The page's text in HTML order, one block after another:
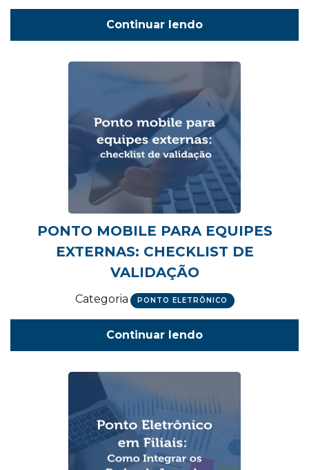
Continuar lendo
PONTO MOBILE PARA EQUIPES
EXTERNAS: CHECKLIST DE
VALIDAÇÃO
Categoria PONTO ELETRÔNICO
Continuar lendo